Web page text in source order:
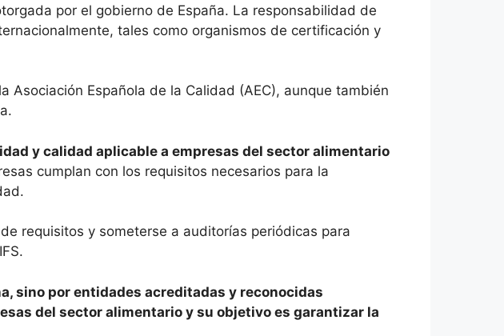
por el gobierno de España. La responsabilidad de
tales como organismos de certificación y
Española de la Calidad (AEC), aunque también
y calidad aplicable a empresas del sector alimentario
cumplan con los requisitos necesarios para la
requisitos y someterse a auditorías periódicas para
sino por entidades acreditadas y reconocidas
del sector alimentario y su objetivo es garantizar la